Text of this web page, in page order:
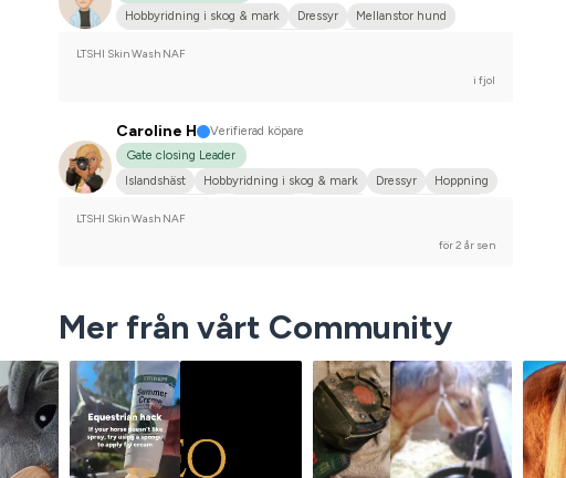
Hobbyridning i skog & mark
Dressyr
Mellanstor hund
LTSHI Skin Wash NAF
i fjol
Caroline H
Verifierad köpare
Gate closing Leader
Islandshäst
Hobbyridning i skog & mark Dressyr
Hoppning
LTSHI Skin Wash NAF
för 2 år sen
Mer från vårt Community